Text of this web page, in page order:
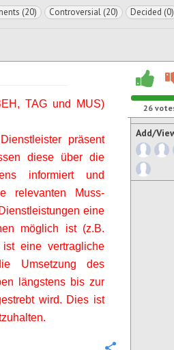
(20) Controversial (20) Decided (0)
TAG und MUS)
präsent
diese über die
informiert und
relevanten Muss-
eine
möglich ist (z.B.
ist eine vertragliche
Umsetzung des
längstens bis zur
wird. Dies ist
26
Add/